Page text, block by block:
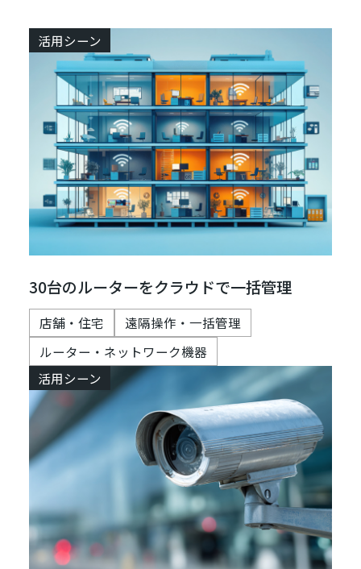
活用シーン
30台のルーターをクラウドで一括管理
店舗・住宅
遠隔操作・一括管理
ルーター・ネットワーク機器
活用シーン